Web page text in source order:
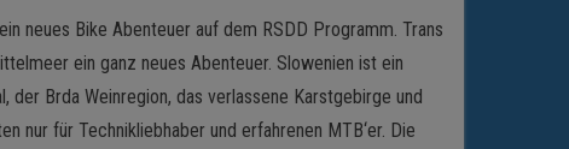
neues Bike Abenteuer auf dem RSDD Programm. Trans
ein ganz neues Abenteuer. Slowenien ist ein
Brda Weinregion, das verlassene Karstgebirge und
nur für Technikliebhaber und erfahrenen MTB‘er. Die